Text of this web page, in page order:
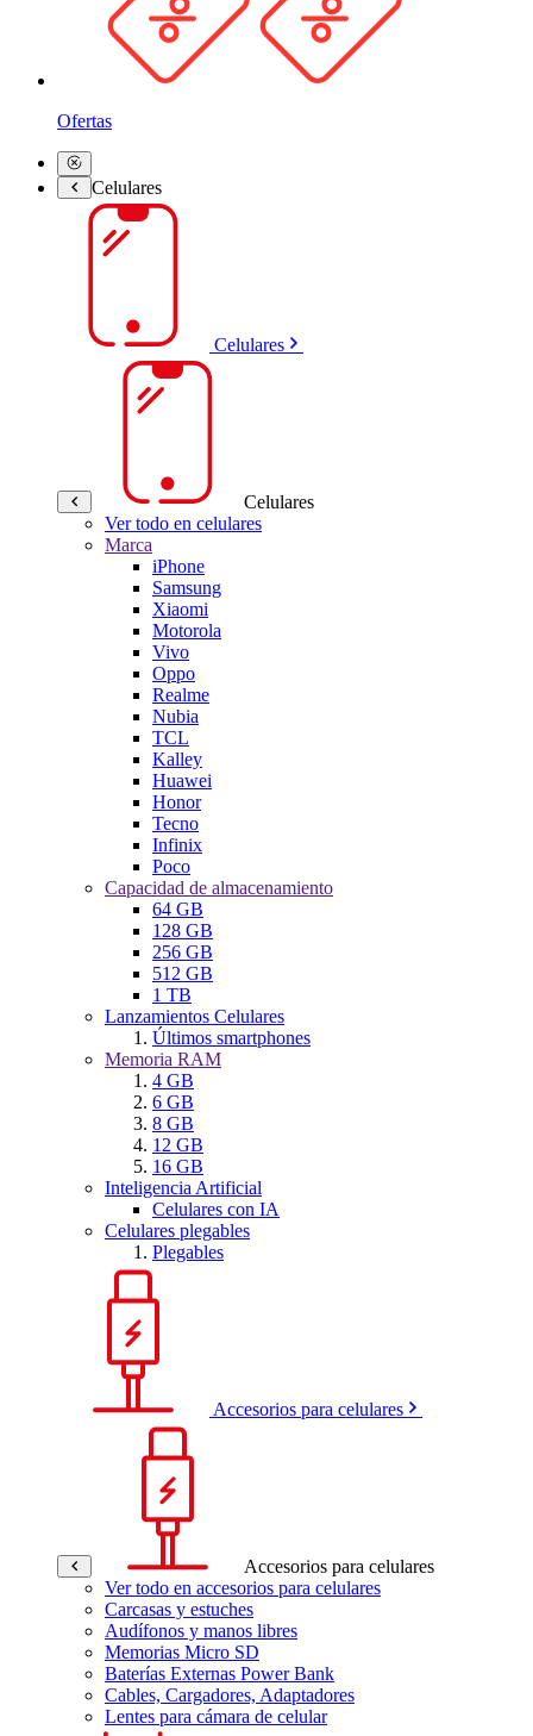
Ofertas
Celulares
Celulares
Celulares
Ver todo en celulares
Marca
iPhone
Samsung
Xiaomi
Motorola
Vivo
Oppo
Realme
Nubia
TCL
Kalley
Huawei
Honor
Tecno
Infinix
Poco
Capacidad de almacenamiento
64 GB
128 GB
256 GB
512 GB
1 TB
Lanzamientos Celulares
Últimos smartphones
Memoria RAM
4 GB
6 GB
8 GB
12 GB
16 GB
Inteligencia Artificial
Celulares con IA
Celulares plegables
Plegables
Accesorios para celulares
Accesorios para celulares
Ver todo en accesorios para celulares
Carcasas y estuches
Audífonos y manos libres
Memorias Micro SD
Baterías Externas Power Bank
Cables, Cargadores, Adaptadores
Lentes para cámara de celular